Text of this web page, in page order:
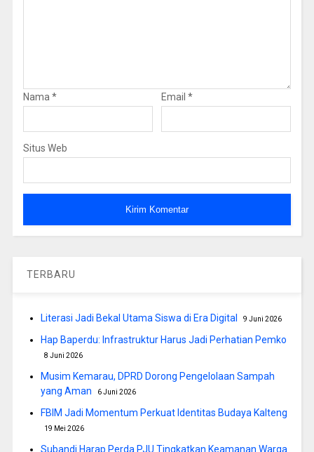
Nama * Email *
Situs Web
TERBARU
Literasi Jadi Bekal Utama Siswa di Era Digital 9 Juni 2026
Hap Baperdu: Infrastruktur Harus Jadi Perhatian Pemko
8 Juni 2026
Musim Kemarau, DPRD Dorong Pengelolaan Sampah
yang Aman
6 Juni 2026
FBIM Jadi Momentum Perkuat Identitas Budaya Kalteng
19 Mei 2026
Subandi Harap Perda PJU Tingkatkan Keamanan Warga